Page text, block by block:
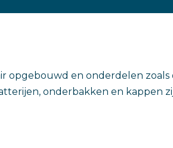
opgebouwd en onderdelen zoals
onderbakken en kappen